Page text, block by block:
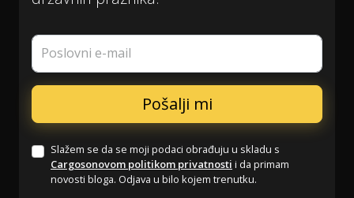
Poslovni e-mail
Slažem se da se moji podaci obrađuju u skladu s
Cargosonovom politikom privatnosti i da primam
novosti bloga. Odjava u bilo kojem trenutku.